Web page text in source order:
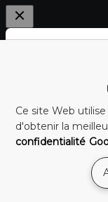
Beschreiben Sie,
© 2026, Shop Just for
Ce site Web
d'obtenir la
confidentialité